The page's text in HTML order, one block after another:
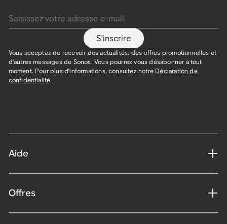
S'inscrire
Vous acceptez de recevoir des actualités, des offres promotionnelles et
d'autres messages de Sonos. Vous pourrez vous désabonner à tout
moment. Pour plus d'informations, consultez notre Déclaration de
confidentialité.
Aide
Offres